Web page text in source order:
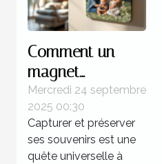
Comment un
magnet
personnalisé peut
capturer vos
souvenirs
uniques ?
Mercredi 24 septembre
2025 00:30
Capturer et préserver
ses souvenirs est une
quête universelle à